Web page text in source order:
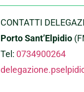
CONTATTI
Porto Sant’Elpidio
Tel: 0734900264